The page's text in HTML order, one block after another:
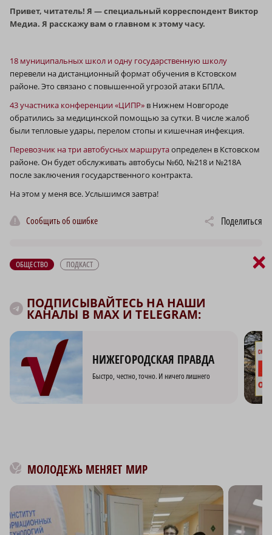
Привет, читатель! Я — специальный корреспондент Виктор
Медиа. Я расскажу вам о главном к этому часу.
18 муниципальных школ и одну государственную школу
перевели на дистанционный формат обучения в Кстовском
районе. Это связано с повышенной угрозой атаки БПЛА.
43 участника конференции «ЦИПР» в Нижнем Новгороде
обратились за медицинской помощью за сутки. В числе жалоб
были тепловые удары, перелом стопы и кишечная инфекция.
Перевозчик на три автобусных маршрутаопределен в Кстовском
районе. Он будет обслуживать автобусы №60, №218 и №218А
после заключения государственного контракта.
На этом у меня все. Услышимся завтра!
Сообщить об ошибке Поделиться
ОБЩЕСТВО ПОДКАСТ
ПОДПИСЫВАЙТЕСЬ НА НАШИ
КАНАЛЫ В MAX И TELEGRAM:
НИЖЕГОРОДСКАЯ ПРАВДА
Быстро, честно, точно. И ничего лишнего
МОЛОДЕЖЬ МЕНЯЕТ МИР
×